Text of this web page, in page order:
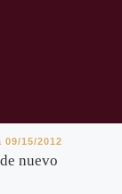
09/15/2012
nuevo